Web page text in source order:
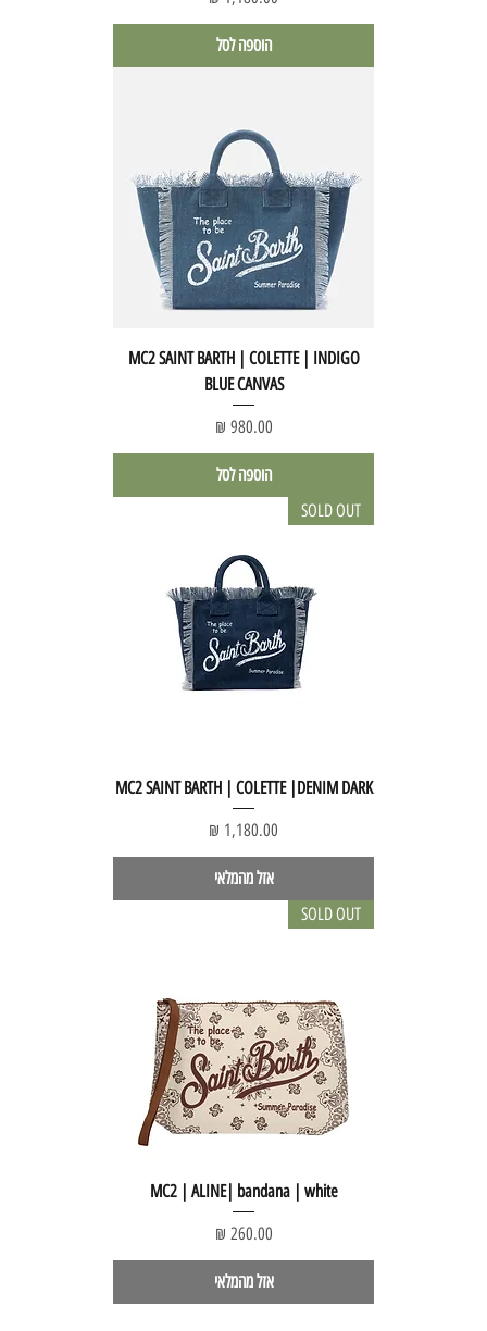
הוספה לסל
MC2 SAINT BARTH | COLETTE | INDIGO
BLUE CANVAS
מחיר
הוספה לסל
SOLD OUT
MC2 SAINT BARTH | COLETTE |DENIM DARK
מחיר
אזל מהמלאי
SOLD OUT
MC2 | ALINE| bandana | white
מחיר
אזל מהמלאי